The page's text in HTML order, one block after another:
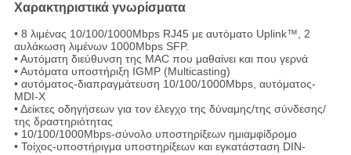
Χαρακτηριστικά γνωρίσματα
• 8 λιμένας 10/100/1000Mbps RJ45 με αυτόματο Uplink™, 2
αυλάκωση λιμένων 1000Mbps SFP.
• Αυτόματη διεύθυνση της MAC που μαθαίνει και που γερνά
• Αυτόματα υποστήριξη IGMP (Multicasting)
• αυτόματος-διαπραγμάτευση 10/100/1000Mbps, αυτόματος-
MDI-Χ
• Δείκτες οδηγήσεων για τον έλεγχο της δύναμης/της σύνδεσης/
της δραστηριότητας
• 10/100/1000Mbps-σύνολο υποστηρίξεων ημιαμφίδρομο
• Τοίχος-υποστήριγμα υποστηρίξεων και εγκατάσταση DIN-